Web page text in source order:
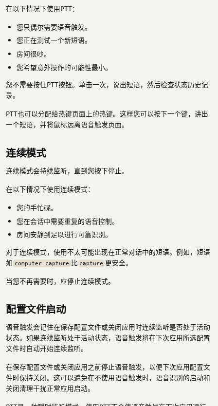
在以下情况下使用PTT：
您只偶尔需要语音触发。
您正在测试一个新短语。
房间很吵。
您希望意外操作的可能性最小。
您不需要按住PTT按钮。单击一次，说出短语，然后检查状态历史记
录。
PTT也可以分配给热键页面上的热键。这样您可以按下一个键，讲出
一个短语，并将鼠标远离语音触发页面。
连续模式
连续模式会持续监听，直到您按下停止。
在以下情况下使用连续模式：
您的手忙碌。
您在会话中需要重复的语音控制。
房间安静到足以进行可靠识别。
对于连续模式，使用不太可能出现在正常对话中的短语。例如，短语
如 computer capture 比 capture 更安全。
当您不再需要时，应停止连续模式。
配置文件启动
语音触发会记住在保存配置文件或关闭应用时连续监听是否处于活动
状态。如果连续监听处于活动状态，语音触发将在下次应用所选配置
文件时自动开始连续监听。
在保存配置文件或关闭应用之前停止语音触发，以便下次应用配置文
件时保持关闭。这可以避免在不使用语音触发时，语音识别的启动和
关闭清理干扰正常应用启动。